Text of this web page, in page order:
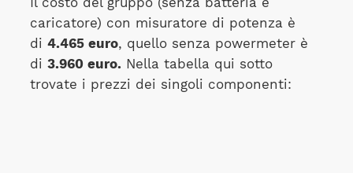
caricatore) con misuratore di potenza è
di 4.465 euro, quello senza powermeter è
di 3.960 euro.Nella tabella qui sotto
trovate i prezzi dei singoli componenti: